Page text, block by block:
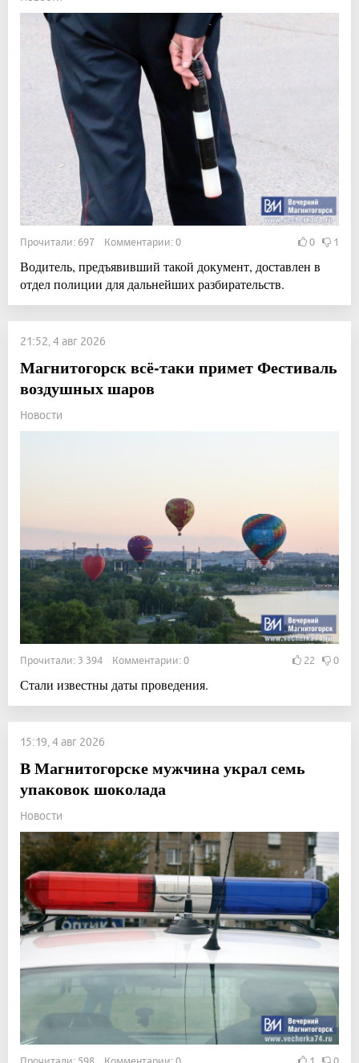
Прочитали: 697 Комментарии: 0 0 1
Водитель, предъявивший такой документ, доставлен в
отдел полиции для дальнейших разбирательств.
21:52, 4 авг 2026
Магнитогорск всё-таки примет Фестиваль
воздушных шаров
Новости
Прочитали: 3 394 Комментарии: 0 22 0
Стали известны даты проведения.
15:19, 4 авг 2026
В Магнитогорске мужчина украл семь
упаковок шоколада
Новости